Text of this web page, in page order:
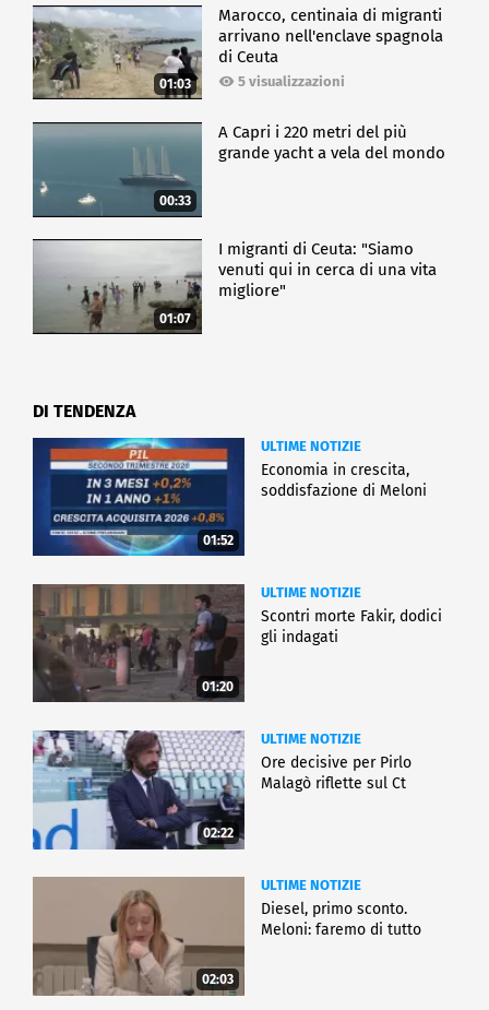
01:03
Marocco, centinaia di migranti
arrivano nell'enclave spagnola
di Ceuta
5 visualizzazioni
00:33
A Capri i 220 metri del più
grande yacht a vela del mondo
01:07
I migranti di Ceuta: "Siamo
venuti qui in cerca di una vita
migliore"
DI TENDENZA
01:52
ULTIME NOTIZIE
Economia in crescita,
soddisfazione di Meloni
01:20
ULTIME NOTIZIE
Scontri morte Fakir, dodici
gli indagati
02:22
ULTIME NOTIZIE
Ore decisive per Pirlo
Malagò riflette sul Ct
02:03
ULTIME NOTIZIE
Diesel, primo sconto.
Meloni: faremo di tutto